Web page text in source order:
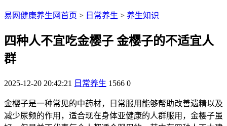
易网健康养生网首页 > 日常养生 > 养生知识
四种人不宜吃金樱子 金樱子的不适宜人
群
2025-12-20 20:42:21 日常养生 1566 0
金樱子是一种常见的中药材，日常服用能够帮助改善遗精以及
减少尿频的作用，适合现在身体亚健康的人群服用，金樱子虽